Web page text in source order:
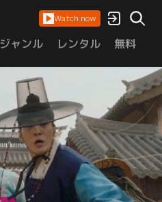
Watch now
ジャンル レンタル 無料